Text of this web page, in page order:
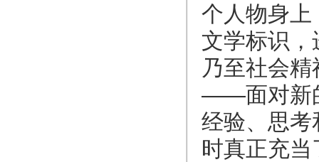
个人物身上
文学标识
乃至社会精
——面对新
经验、思考
时真正充